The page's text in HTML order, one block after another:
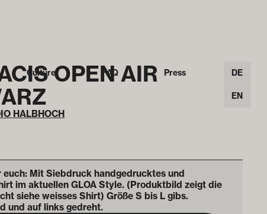
Culture FAQ Press DE
EN
OPEN AIR
HALBHOCH
euch: Mit Siebdruck handgedrucktes und
im aktuellen GLOA Style. (Produktbild zeigt die
siehe weisses Shirt) Größe S bis L gibs.
und auf links gedreht.